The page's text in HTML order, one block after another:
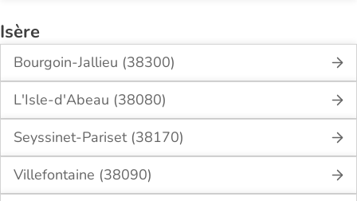
Isère
Bourgoin-Jallieu (38300)
L'Isle-d'Abeau (38080)
Seyssinet-Pariset (38170)
Villefontaine (38090)